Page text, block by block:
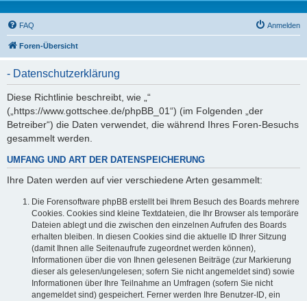
FAQ Anmelden
Foren-Übersicht
- Datenschutzerklärung
Diese Richtlinie beschreibt, wie „“
(„https://www.gottschee.de/phpBB_01“) (im Folgenden „der
Betreiber“) die Daten verwendet, die während Ihres Foren-Besuchs
gesammelt werden.
UMFANG UND ART DER DATENSPEICHERUNG
Ihre Daten werden auf vier verschiedene Arten gesammelt:
Die Forensoftware phpBB erstellt bei Ihrem Besuch des Boards mehrere
Cookies. Cookies sind kleine Textdateien, die Ihr Browser als temporäre
Dateien ablegt und die zwischen den einzelnen Aufrufen des Boards
erhalten bleiben. In diesen Cookies sind die aktuelle ID Ihrer Sitzung
(damit Ihnen alle Seitenaufrufe zugeordnet werden können),
Informationen über die von Ihnen gelesenen Beiträge (zur Markierung
dieser als gelesen/ungelesen; sofern Sie nicht angemeldet sind) sowie
Informationen über Ihre Teilnahme an Umfragen (sofern Sie nicht
angemeldet sind) gespeichert. Ferner werden Ihre Benutzer-ID, ein